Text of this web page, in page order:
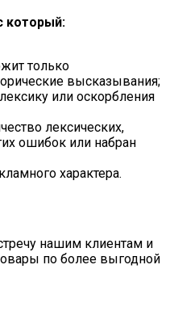
который:
только
высказывания;
или оскорбления
лексических,
ошибок или набран
характера.
нашим клиентам и
по более выгодной